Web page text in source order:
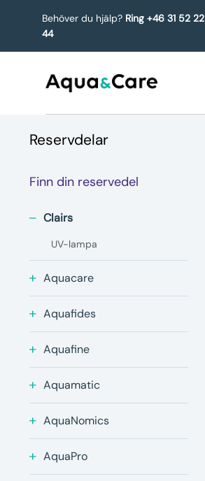
Behöver du hjälp? Ring +46 31 52 22
44
Finn din reservedel
Aquacare
Aquafides
Aquafine
Aquamatic
AquaNomics
AquaPro
Clairs
UV-lampa
Reservdelar